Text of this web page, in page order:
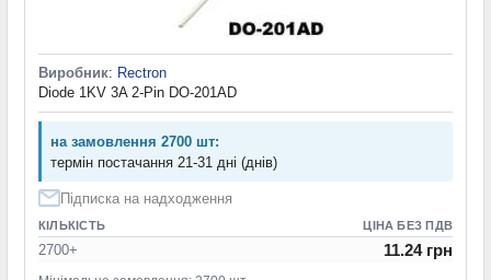
Виробник: Rectron
Diode 1KV 3A 2-Pin DO-201AD
на замовлення 2700 шт:
термін постачання 21-31 дні (днів)
Підписка на надходження
КІЛЬКІСТЬ ЦІНА БЕЗ ПДВ
2700+ 11.24 грн